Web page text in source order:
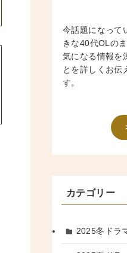
今話題になって
きな40代OLのま
気になる情報を
とを詳しくお伝
す。
カテゴリー
2025冬ドラ